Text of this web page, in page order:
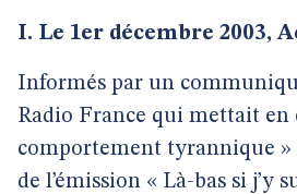
I. Le 1er décembre 2003,
Informés par un
Radio France qui mettait en
comportement tyrannique
de l’émission « Là-bas si j’y